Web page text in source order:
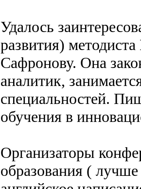
Удалось
развития)
Сафронову. Она
аналитик,
специальностей.
обучения в
Организаторы
образования (